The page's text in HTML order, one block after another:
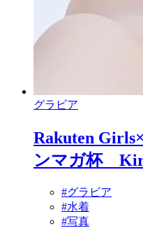
グラビア
Rakuten
ンマガ杯
#グラビア
#水着
#写真